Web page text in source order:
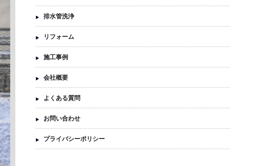
排水管洗浄
リフォーム
施工事例
会社概要
よくある質問
お問い合わせ
プライバシーポリシー